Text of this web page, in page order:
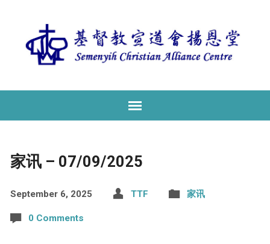
家讯 – 07/09/2025
September 6, 2025 TTF 家讯
0 Comments